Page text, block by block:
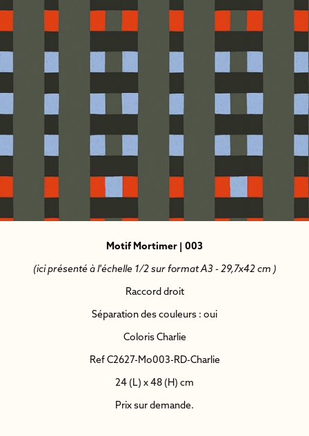
Motif Mortimer | 003
(ici présenté à l'échelle 1/2 sur format A3 - 29,7x42 cm )
Raccord droit
Séparation des couleurs : oui
Coloris Charlie
Ref C2627-Mo003-RD-Charlie
24 (L) x 48 (H) cm
Prix sur demande.